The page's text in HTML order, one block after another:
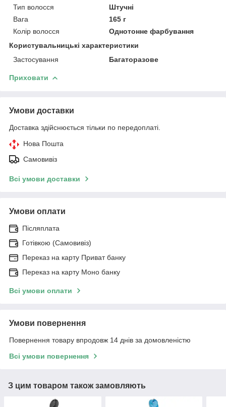
Тип волосся
Штучні
Вага
165 г
Колір волосся
Однотонне фарбування
Користувальницькі характеристики
Застосування
Багаторазове
Приховати
Умови доставки
Доставка здійснюється тільки по передоплаті.
Нова Пошта
Самовивіз
Всі умови доставки
Умови оплати
Післяплата
Готівкою (Самовивіз)
Переказ на карту Приват банку
Переказ на карту Моно банку
Всі умови оплати
Умови повернення
Повернення товару впродовж 14 днів за домовленістю
Всі умови повернення
З цим товаром також замовляють